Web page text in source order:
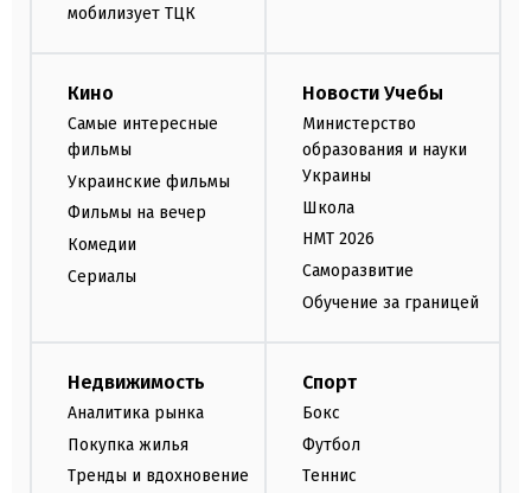
мобилизует ТЦК
Кино
Самые интересные
фильмы
Украинские фильмы
Фильмы на вечер
Комедии
Сериалы
Новости Учебы
Министерство
образования и науки
Украины
Школа
НМТ 2026
Саморазвитие
Обучение за границей
Недвижимость
Аналитика рынка
Покупка жилья
Тренды и вдохновение
Спорт
Бокс
Футбол
Теннис